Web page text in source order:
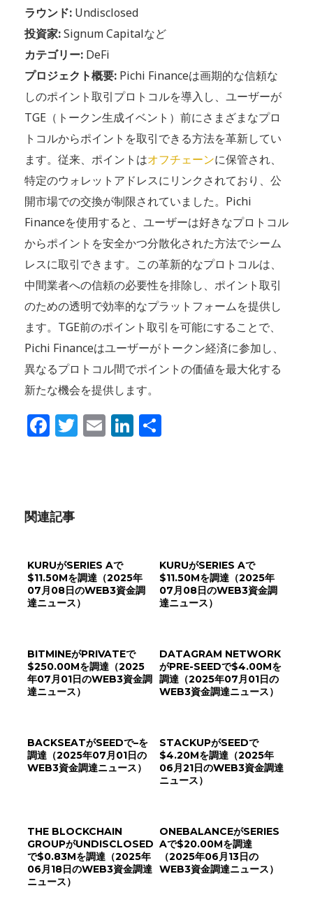
ラウンド: Undisclosed
投資家:Signum Capitalなど
カテゴリー: DeFi
プロジェクト概要: Pichi Financeは画期的な信頼な
しのポイント取引プロトコルを導入し、ユーザーが
TGE（トークン生成イベント）前にさまざまなプロ
トコルからポイントを取引できる方法を革新してい
ます。従来、ポイントはオフチェーンに保管され、
特定のウォレットアドレスにリンクされており、公
開市場での交換が制限されていました。Pichi
Financeを使用すると、ユーザーは好きなプロトコル
からポイントを安全かつ分散化された方法でシーム
レスに取引できます。この革新的なプロトコルは、
中間業者への信頼の必要性を排除し、ポイント取引
のための透明で効率的なプラットフォームを提供し
ます。TGE前のポイント取引を可能にすることで、
Pichi Financeはユーザーがトークン経済に参加し、
異なるプロトコル間でポイントの価値を最大化する
新たな機会を提供します。
Facebook
Twitter
EmailLinkedIn
関連記事
KURUがSERIES Aで
$11.50Mを調達（2025年
07月08日のWEB3資金調
達ニュース）
KURUがSERIES Aで
$11.50Mを調達（2025年
07月08日のWEB3資金調
達ニュース）
BITMINEがPRIVATEで
$250.00Mを調達（2025
年07月01日のWEB3資金調
達ニュース）
DATAGRAM NETWORK
がPRE-SEEDで$4.00Mを
調達（2025年07月01日の
WEB3資金調達ニュース）
BACKSEATがSEEDで–を
調達（2025年07月01日の
WEB3資金調達ニュース）
STACKUPがSEEDで
$4.20Mを調達（2025年
06月21日のWEB3資金調達
ニュース）
THE BLOCKCHAIN
GROUPがUNDISCLOSED
で$0.83Mを調達（2025年
06月18日のWEB3資金調達
ニュース）
ONEBALANCEがSERIES
Aで$20.00Mを調達
（2025年06月13日の
WEB3資金調達ニュース）